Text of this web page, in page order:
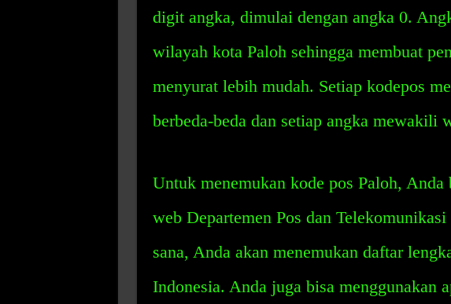
digit angka, dimulai dengan angka 0.
wilayah kota Paloh sehingga membuat
menyurat lebih mudah. Setiap kodepos
berbeda-beda dan setiap angka mewakili
Untuk menemukan kode pos Paloh,
web Departemen Pos dan
sana, Anda akan menemukan daftar
Indonesia. Anda juga bisa menggunakan